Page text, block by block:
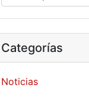
Categorías
Noticias